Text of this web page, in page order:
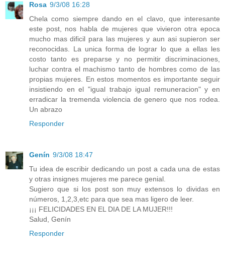
Rosa 9/3/08 16:28
Chela como siempre dando en el clavo, que interesante
este post, nos habla de mujeres que vivieron otra epoca
mucho mas dificil para las mujeres y aun asi supieron ser
reconocidas. La unica forma de lograr lo que a ellas les
costo tanto es preparse y no permitir discriminaciones,
luchar contra el machismo tanto de hombres como de las
propias mujeres. En estos momentos es importante seguir
insistiendo en el "igual trabajo igual remuneracion" y en
erradicar la tremenda violencia de genero que nos rodea.
Un abrazo
Responder
Genín 9/3/08 18:47
Tu idea de escribir dedicando un post a cada una de estas
y otras insignes mujeres me parece genial.
Sugiero que si los post son muy extensos lo dividas en
números, 1,2,3,etc para que sea mas ligero de leer.
¡¡¡ FELICIDADES EN EL DIA DE LA MUJER!!!
Salud, Genín
Responder